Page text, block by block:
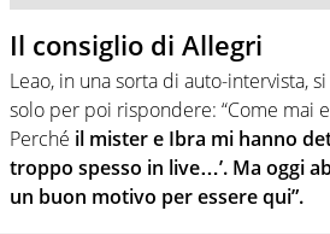
Il consiglio di Allegri
Leao, in una sorta di auto-intervista,
solo per poi rispondere: “Come mai
Perché il mister e Ibra mi hanno
troppo spesso in live…’. Ma oggi
un buon motivo per essere qui”.